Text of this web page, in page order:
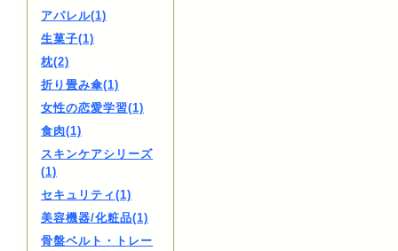
アパレル(1)
生菓子(1)
枕(2)
折り畳み傘(1)
女性の恋愛学習(1)
食肉(1)
スキンケアシリーズ
(1)
セキュリティ(1)
美容機器/化粧品(1)
骨盤ベルト・トレー